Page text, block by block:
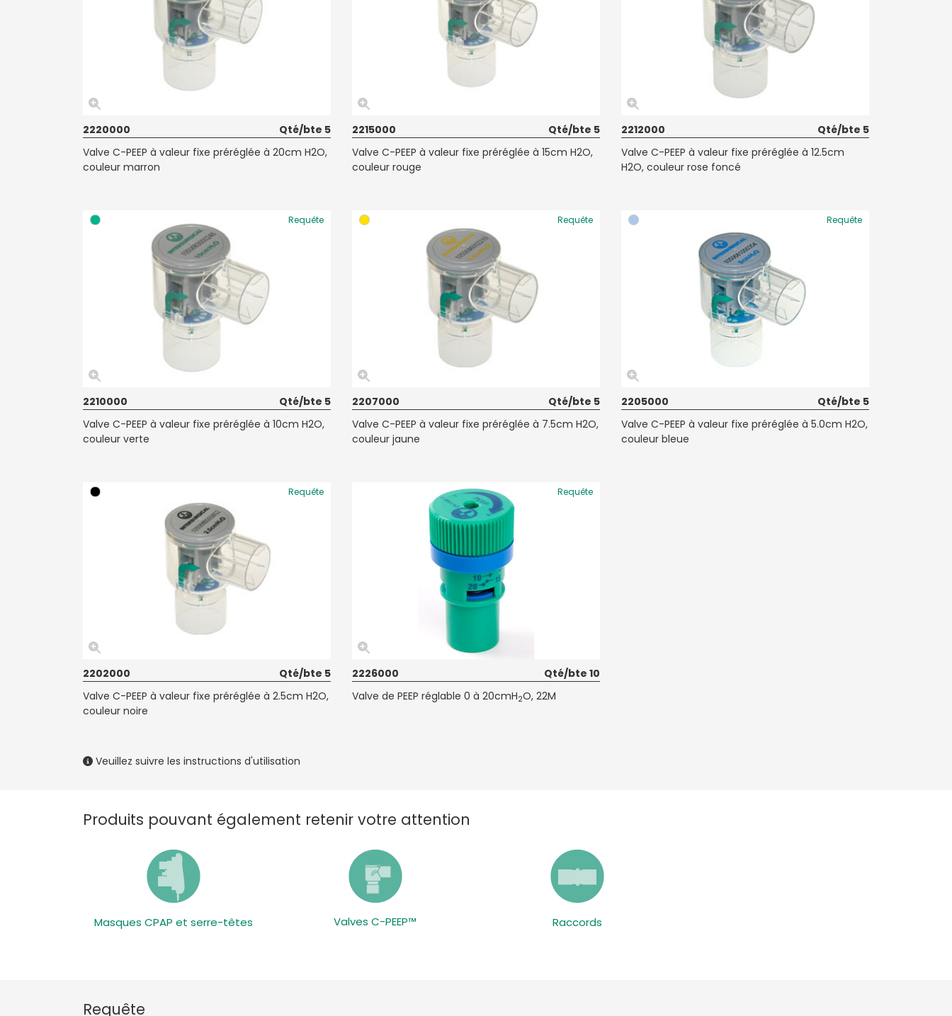
2220000
Qté/bte 5
Valve C-PEEP à valeur fixe préréglée à 20cm H2O,
couleur marron
2215000
Qté/bte 5
Valve C-PEEP à valeur fixe préréglée à 15cm H2O,
couleur rouge
2212000
Qté/bte 5
Valve C-PEEP à valeur fixe préréglée à 12.5cm
H2O, couleur rose foncé
Requête
2210000
Qté/bte 5
Valve C-PEEP à valeur fixe préréglée à 10cm H2O,
couleur verte
Requête
2207000
Qté/bte 5
Valve C-PEEP à valeur fixe préréglée à 7.5cm H2O,
couleur jaune
Requête
2205000
Qté/bte 5
Valve C-PEEP à valeur fixe préréglée à 5.0cm H2O,
couleur bleue
Requête
2202000
Qté/bte 5
Valve C-PEEP à valeur fixe préréglée à 2.5cm H2O,
couleur noire
Requête
2226000
Qté/bte 10
Valve de PEEP réglable 0 à 20cmH2O, 22M
Veuillez suivre les instructions d'utilisation
Produits pouvant également retenir votre attention
Masques CPAP et serre-têtes Valves C-PEEP™ Raccords
Requête